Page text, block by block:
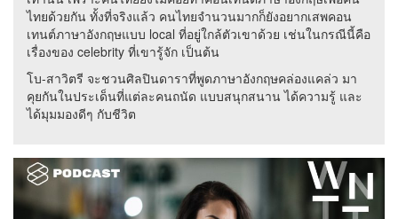
ไทยด้วยกัน ทั้งที่จริงแล้ว คนไทยจำนวนมากก็ยังอยากเสพคอน
เทนต์ภาษาอังกฤษแบบ local ที่อยู่ใกล้ตัวเขาด้วย เช่นในกรณีนี้คือ
เรื่องของ celebrity ที่เขารู้จัก เป็นต้น
โบ-สาวิตรี จะชวนศิลปินดาราที่พูดภาษาอังกฤษคล่องแคล่ว มา
คุยกันในประเด็นที่แต่ละคนถนัด แบบสนุกสนาน ได้ความรู้ และ
ได้มุมมองดีๆ กับชีวิต